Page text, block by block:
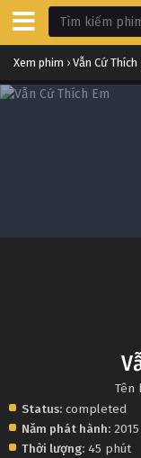
Xem phim › Vẫn Cứ Thích
Tên
Status: completed
Năm phát hành: 2015
Thời lượng: 45 phút